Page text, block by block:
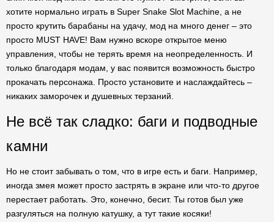
хотите нормально играть в Super Snake Slot Machine, а не
просто крутить барабаны на удачу, мод на много денег – это
просто MUST HAVE! Вам нужно вскоре открытое меню
управления, чтобы не терять время на неопределенность. И
только благодаря модам, у вас появится возможность быстро
прокачать персонажа. Просто установите и наслаждайтесь –
никаких заморочек и душевных терзаний.
Не всё так сладко: баги и подводные
камни
Но не стоит забывать о том, что в игре есть и баги. Например,
иногда змея может просто застрять в экране или что-то другое
перестает работать. Это, конечно, бесит. Ты готов был уже
разгуляться на полную катушку, а тут такие косяки!